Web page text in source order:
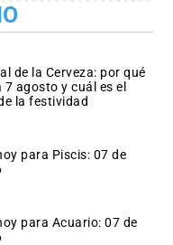
de la Cerveza: por qué
7 agosto y cuál es el
la festividad
para Piscis: 07 de
para Acuario: 07 de